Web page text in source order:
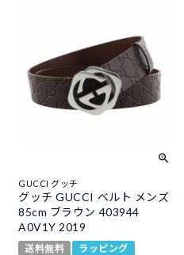
GUCCI グッチ
グッチ GUCCI ベルト メンズ
85cm ブラウン 403944
A0V1Y 2019
送料無料 ラッピング